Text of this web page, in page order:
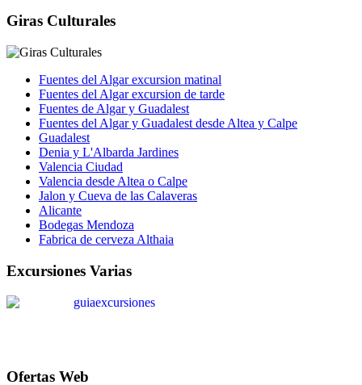
Giras Culturales
Fuentes del Algar excursion matinal
Fuentes del Algar excursion de tarde
Fuentes de Algar y Guadalest
Fuentes del Algar y Guadalest desde Altea y Calpe
Guadalest
Denia y L'Albarda Jardines
Valencia Ciudad
Valencia desde Altea o Calpe
Jalon y Cueva de las Calaveras
Alicante
Bodegas Mendoza
Fabrica de cerveza Althaia
Excursiones Varias
Ofertas Web